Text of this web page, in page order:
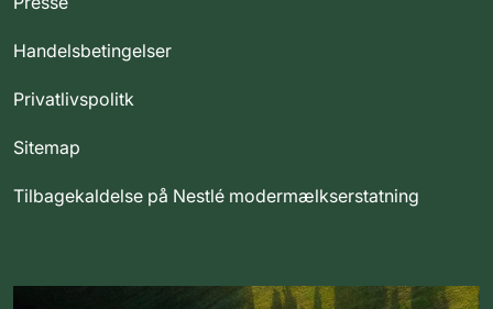
Handelsbetingelser
Privatlivspolitk
Sitemap
Tilbagekaldelse på Nestlé modermælkserstatning